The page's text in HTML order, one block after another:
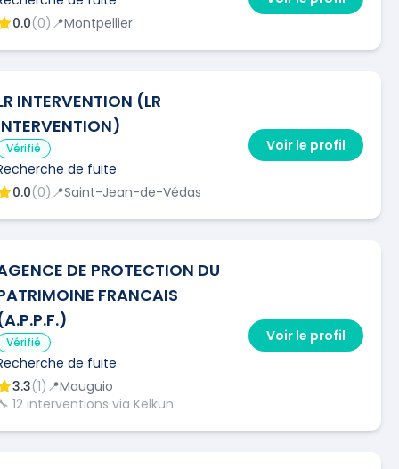
0.0(0) 📍Montpellier
INTERVENTION (LR
Vérifié
de fuite
0.0(0) 📍Saint-Jean-de-Védas
Voir le profil
DE PROTECTION DU
FRANCAIS
Vérifié
de fuite
3.3(1) 📍Mauguio
12 interventions via Kelkun
Voir le profil